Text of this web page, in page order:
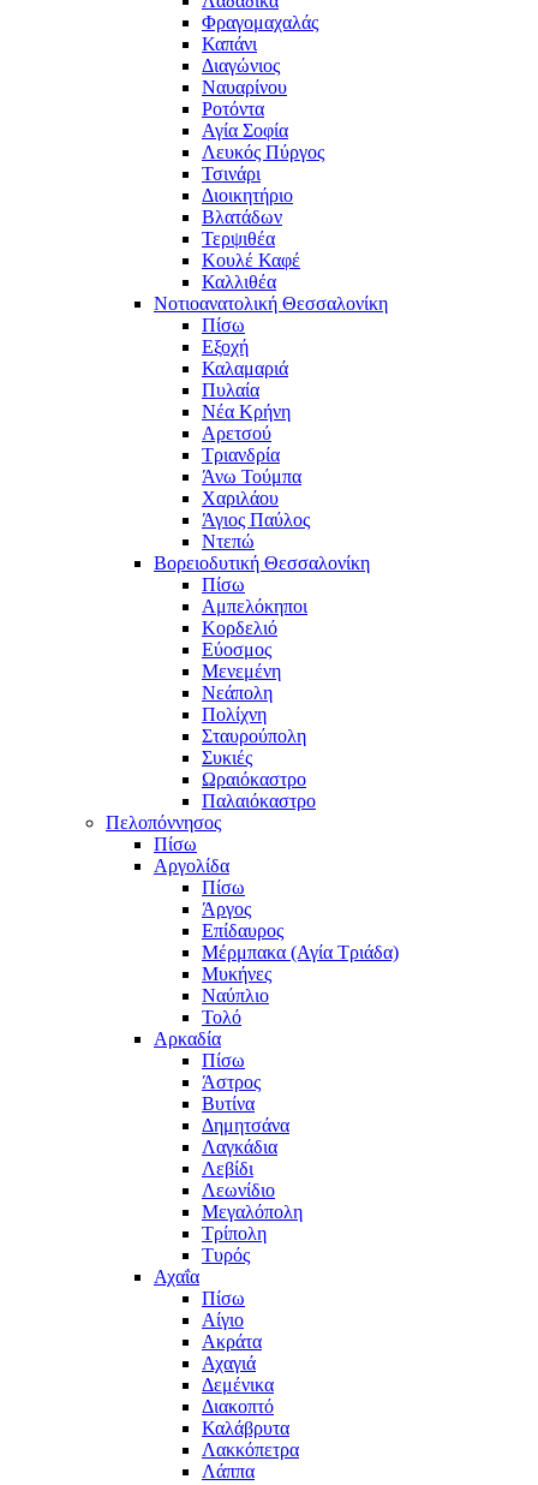
Φραγομαχαλάς
Καπάνι
Διαγώνιος
Ναυαρίνου
Ροτόντα
Αγία Σοφία
Λευκός Πύργος
Τσινάρι
Διοικητήριο
Βλατάδων
Τερψιθέα
Κουλέ Καφέ
Καλλιθέα
Νοτιοανατολική Θεσσαλονίκη
Πίσω
Εξοχή
Καλαμαριά
Πυλαία
Νέα Κρήνη
Αρετσού
Τριανδρία
Άνω Τούμπα
Χαριλάου
Άγιος Παύλος
Ντεπώ
Βορειοδυτική Θεσσαλονίκη
Πίσω
Αμπελόκηποι
Κορδελιό
Εύοσμος
Μενεμένη
Νεάπολη
Πολίχνη
Σταυρούπολη
Συκιές
Ωραιόκαστρο
Παλαιόκαστρο
Πελοπόννησος
Πίσω
Αργολίδα
Πίσω
Άργος
Επίδαυρος
Μέρμπακα (Αγία Τριάδα)
Μυκήνες
Ναύπλιο
Τολό
Αρκαδία
Πίσω
Άστρος
Βυτίνα
Δημητσάνα
Λαγκάδια
Λεβίδι
Λεωνίδιο
Μεγαλόπολη
Τρίπολη
Τυρός
Αχαΐα
Πίσω
Αίγιο
Ακράτα
Αχαγιά
Δεμένικα
Διακοπτό
Καλάβρυτα
Λακκόπετρα
Λάππα